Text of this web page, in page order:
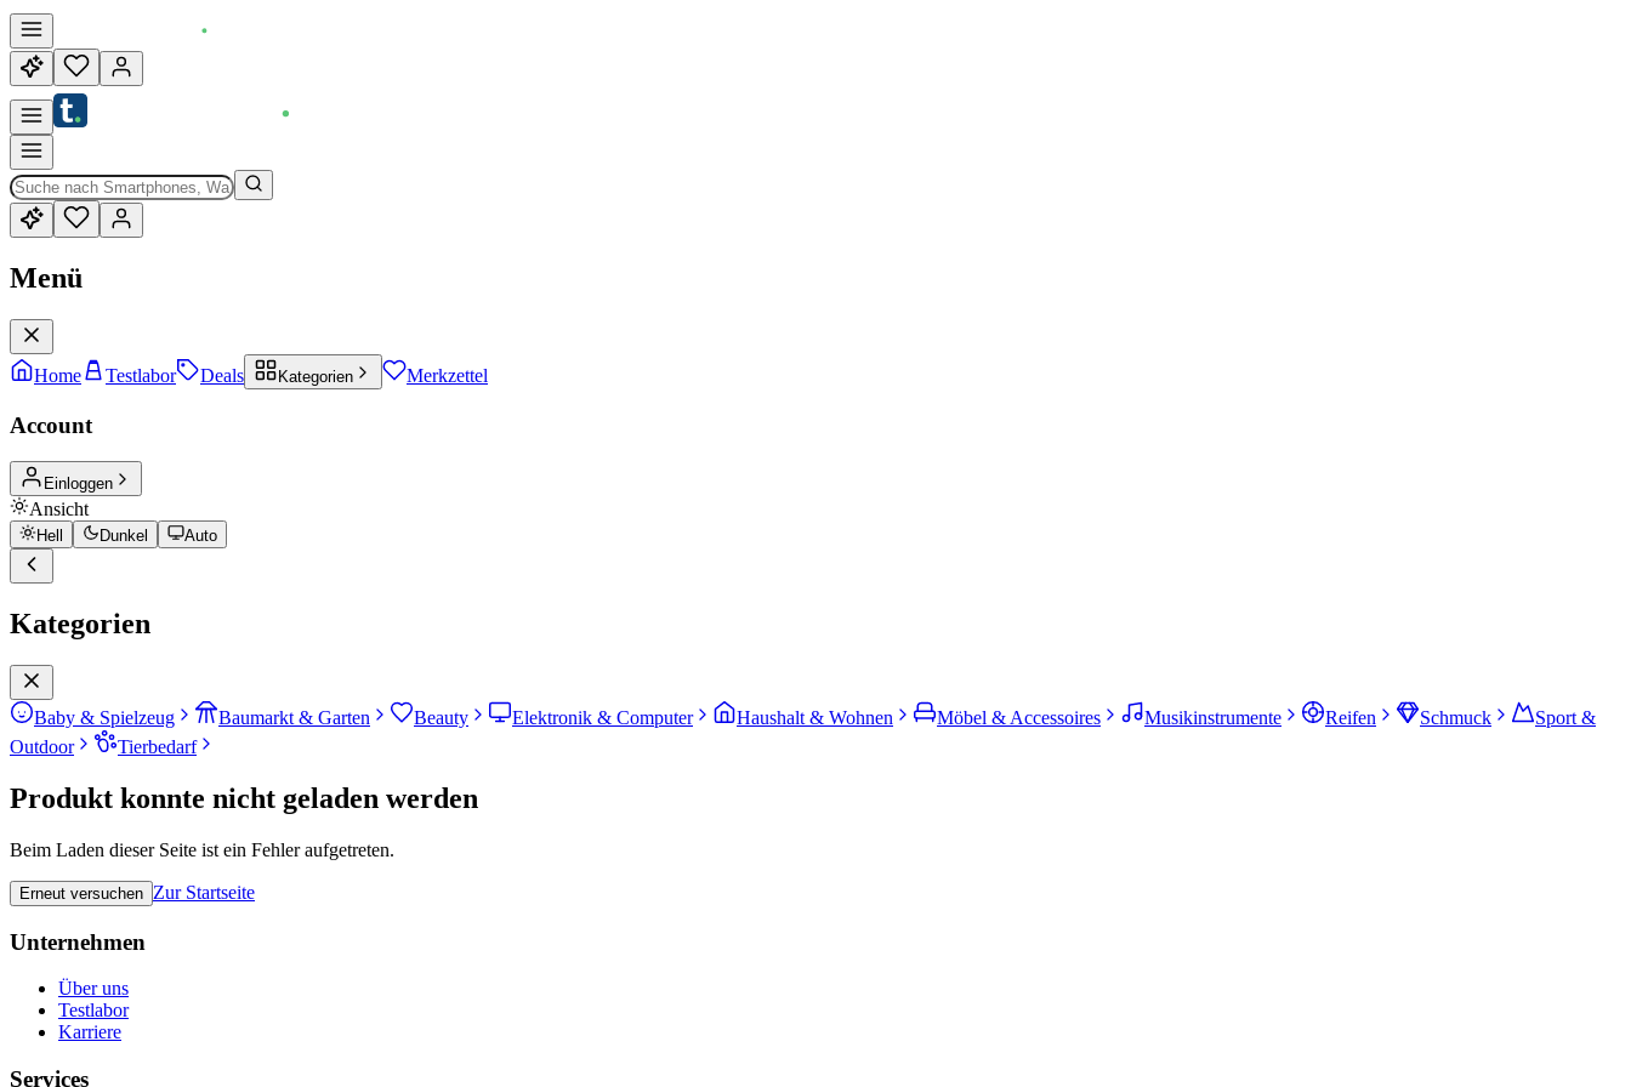
Menü
Home Testlabor Deals Kategorien Merkzettel
Account
Einloggen
Ansicht
Hell Dunkel Auto
Kategorien
Baby & Spielzeug Baumarkt & Garten Beauty Elektronik & Computer Haushalt & Wohnen Möbel & Accessoires Musikinstrumente Reifen Schmuck
Sport &
Outdoor
Tierbedarf
Produkt konnte nicht geladen werden
Beim Laden dieser Seite ist ein Fehler aufgetreten.
Erneut versuchen Zur Startseite
Unternehmen
Über uns
Testlabor
Karriere
Services